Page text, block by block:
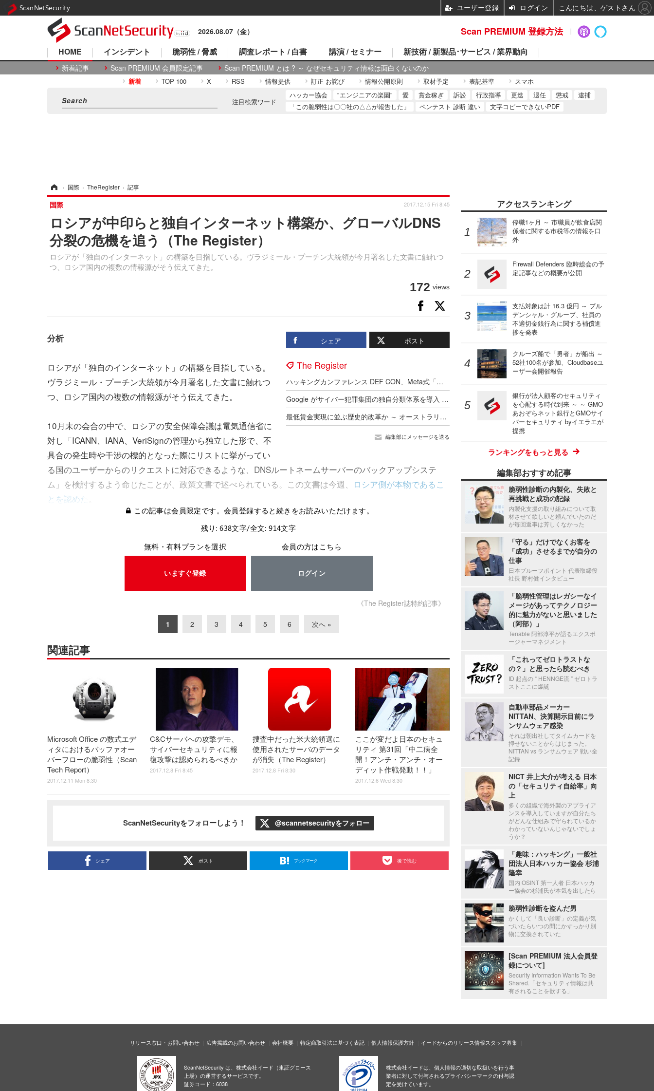
2026.08.07（金）
HOME
新着記事 Scan PREMIUM 会員限定記事 Scan PREMIUM とは ? ～ なぜセキュリティ情報は面白くないのか
インシデント 脆弱性 / 脅威 調査レポート / 白書 講演 / セミナー 新技術 / 新製品･サービス / 業界動向
新着 TOP 100 X RSS 情報提供 訂正 お詫び 情報公開原則 取材予定 表記基準 スマホ
注目検索ワード
ハッカー協会 "エンジニアの楽園" 愛 賞金稼ぎ 訴訟 行政指導 更迭 退任 懲戒
逮捕
「この脆弱性は〇〇社の△△が報告した」
ペンテスト 診断 違い 文字コピーできないPDF
› 国際 › TheRegister › 記事
ロシアが中印らと独自インターネット構築か、グローバルDNS
分裂の危機を追う（The Register）
ロシアが「独自のインターネット」の構築を目指している。ヴラジミール・プーチン大統領が今月署名した文書に触れつ
つ、ロシア国内の複数の情報源がそう伝えてきた。
国際 2017.12.15 Fri 8:45
172 views
シェア ポスト
The Register
ハッキングカンファレンス DEF CON、Meta式「変態メガネ」全面禁止（度付きもNG）広がるスマートグラス締め出し
Google がサイバー犯罪集団の独自分類体系を導入 ～ Microsoft と CrowdStrike が推進した業界統一規則はいずこへ
最低賃金実現に並ぶ歴史的改革か ～ オーストラリア首相が AI 企業に消費する以上の発電とコンテンツ盗用停止を突きつける
編集部にメッセージを送る
分析
ロシアが「独自のインターネット」の構築を目指している。
ヴラジミール・プーチン大統領が今月署名した文書に触れつ
つ、ロシア国内の複数の情報源がそう伝えてきた。
10月末の会合の中で、ロシアの安全保障会議は電気通信省に
対し「ICANN、IANA、VeriSignの管理から独立した形で、不
具合の発生時や干渉の標的となった際にリストに挙がってい
る国のユーザーからのリクエストに対応できるような、DNSルートネームサーバーのバックアップシステ
ム」を検討するよう命じたことが、政策文書で述べられている。この文書は今週、
ロシア側が本物であるこ
とを認めた
この記事は会員限定です。会員登録すると続きをお読みいただけます。
残り: 638文字/全文: 914文字
無料・有料プランを選択
いますぐ登録
会員の方はこちら
ログイン
《The Register誌特約記事》
1 2 3 4 5 6 次へ
関連記事
Microsoft Office の数式エデ
ィタにおけるバッファオー
バーフローの脆弱性（Scan
Tech Report）
2017.12.11 Mon 8:30
C&Cサーバへの攻撃デモ、
サイバーセキュリティに報
復攻撃は認められるべきか
2017.12.8 Fri 8:45
捜査中だった米大統領選に
使用されたサーバのデータ
が消失（The Register）
2017.12.8 Fri 8:30
ここが変だよ日本のセキュ
リティ 第31回「中二病全
開！アンチ・アンチ・オー
ディット作戦発動！！」
2017.12.6 Wed 8:30
ScanNetSecurityをフォローしよう！ @scannetsecurityをフォロー
シェア ポスト ブックマーク 後で読む
アクセスランキング
停職1ヶ月 ～ 市職員が飲食店関
係者に関する市税等の情報を口
外
Firewall Defenders 臨時総会の予
定記事などの概要が公開
支払対象は計 16.3 億円 ～ プル
デンシャル・グループ、社員の
不適切金銭行為に関する補償進
捗を発表
クルーズ船で「勇者」が船出 ～
52社100名が参加、Cloudbaseユ
ーザー会開催報告
銀行が法人顧客のセキュリティ
を心配する時代到来 ～ ～ GMO
あおぞらネット銀行とGMOサイ
バーセキュリティ byイエラエが
提携
ランキングをもっと見る
編集部おすすめ記事
脆弱性診断の内製化、失敗と
再挑戦と成功の記録
内製化支援の取り組みについて取
材させて欲しいと頼んでいたのだ
が毎回返事は芳しくなかった
「守る」だけでなくお客を
「成功」させるまでが自分の
仕事
日本プルーフポイント 代表取締役
社長 野村健インタビュー
「脆弱性管理はレガシーなイ
メージがあってテクノロジー
的に魅力がないと思いました
（阿部）」
Tenable 阿部淳平が語るエクスポ
ージャーマネジメント
「これってゼロトラストな
の？」と思ったら読むべき
ID 起点の “ HENNGE流 ” ゼロトラ
ストここに爆誕
自動車部品メーカー
NITTAN、決算開示目前にラ
ンサムウェア感染
それは朝出社してタイムカードを
押せないことからはじまった。
NITTAN vs ランサムウェア 戦い全
記録
NICT 井上大介が考える 日本
の「セキュリティ自給率」向
上
多くの組織で海外製のアプライア
ンスを導入していますが自分たち
がどんな仕組みで守られているか
わかっていないんじゃないでしょ
うか？
「趣味：ハッキング」一般社
団法人日本ハッカー協会 杉浦
隆幸
国内 OSINT 第一人者 日本ハッカ
ー協会の杉浦氏が本気を出したら
脆弱性診断を盗んだ男
かくして「良い診断」の定義が気
づいたらいつの間にかすっかり別
物に交換されていた
[Scan PREMIUM 法人会員登
録について]
Security Information Wants To Be
Shared.「セキュリティ情報は共
有されることを欲する」
リリース窓口・お問い合わせ 広告掲載のお問い合わせ 会社概要 特定商取引法に基づく表記 個人情報保護方針 イードからのリリース情報スタッフ募集
ScanNetSecurity は、株式会社イード（東証グロース
上場）の運営するサービスです。
証券コード：6038
株式会社イードは、個人情報の適切な取扱いを行う事
業者に対して付与されるプライバシーマークの付与認
定を受けています。
Scan PREMIUM 登録方法
ScanNetSecurity ユーザー登録 ログイン こんにちは、ゲストさん